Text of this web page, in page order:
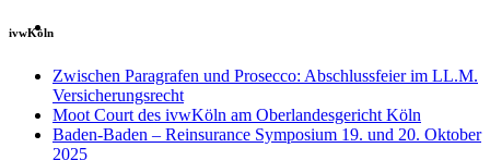
ivwKöln
Zwischen Paragrafen und Prosecco: Abschlussfeier im LL.M.
Versicherungsrecht
Moot Court des ivwKöln am Oberlandesgericht Köln
Baden-Baden – Reinsurance Symposium 19. und 20. Oktober
2025